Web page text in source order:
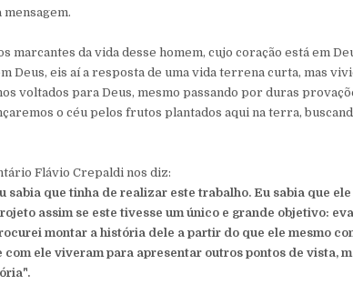
mensagem.
marcantes da vida desse homem, cujo coração está em
Deus, eis aí a resposta de uma vida terrena curta, mas
voltados para Deus, mesmo passando por duras
o céu pelos frutos plantados aqui na terra,
Flávio Crepaldi nos diz:
sabia que tinha de realizar este trabalho. Eu sabia que ele
assim se este tivesse um único e grande objetivo:
montar a história dele a partir do que ele mesmo
ele viveram para apresentar outros pontos de vista,